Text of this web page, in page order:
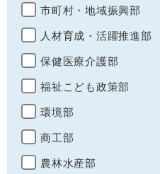
市町村・地域振興部
人材育成・活躍推進部
保健医療介護部
福祉こども政策部
環境部
商工部
農林水産部